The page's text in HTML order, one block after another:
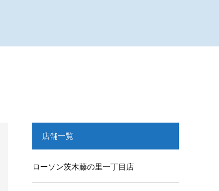
店舗一覧
ローソン茨木藤の里一丁目店